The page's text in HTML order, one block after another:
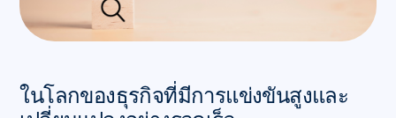
ในโลกของธุรกิจที่มีการแข่งขันสูงและ